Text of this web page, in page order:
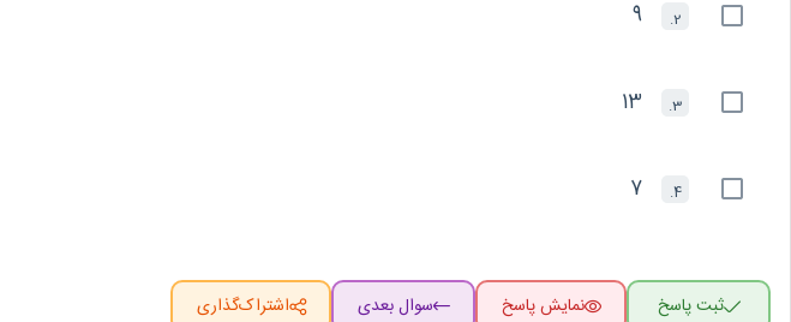
2.
9
3.
13
4.
7
ثبت پاسخ نمایش پاسخ سوال بعدی اشتراک‌گذاری